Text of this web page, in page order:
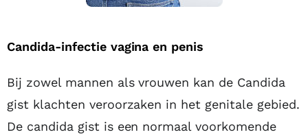
Candida-infectie vagina en penis
Bij zowel mannen als vrouwen kan de Candida
gist klachten veroorzaken in het genitale gebied.
De candida gist is een normaal voorkomende